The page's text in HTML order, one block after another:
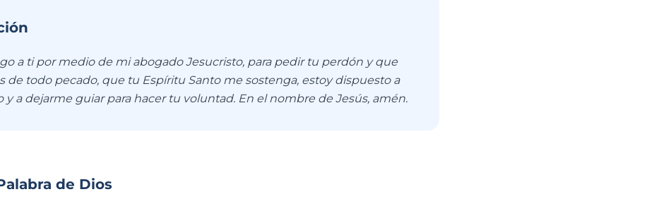
a ti por medio de mi abogado Jesucristo, para pedir tu perdón y que
de todo pecado, que tu Espíritu Santo me sostenga, estoy dispuesto a
y a dejarme guiar para hacer tu voluntad. En el nombre de Jesús, amén.
de Dios